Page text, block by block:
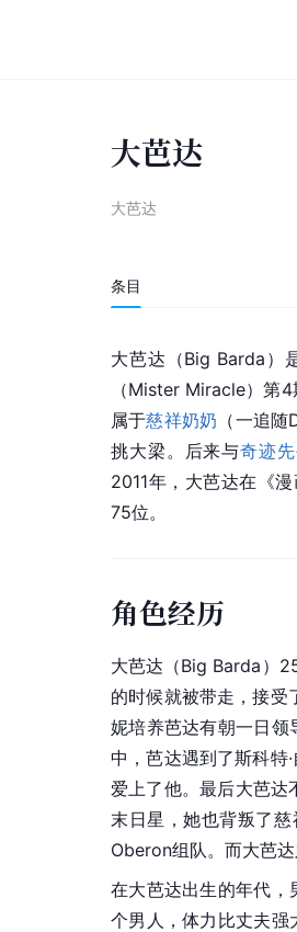
大芭达
大芭达
条目
大芭达（Big Barda）
（Mister Miracle）第
属于慈祥奶奶 （一追
挑大梁。后来与奇迹
2011年，大芭达在《
75位。
角色经历
大芭达（Big Barda）
的时候就被带走，接受
妮培养芭达有朝一日领
中，芭达遇到了斯科特
爱上了他。最后大芭
末日星，她也背叛了
Oberon组队。而大芭
在大芭达出生的年代，
个男人，体力比丈夫强